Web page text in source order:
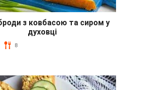
з ковбасою та сиром у
духовці
8